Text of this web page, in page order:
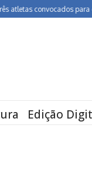
convocados para o
Edição